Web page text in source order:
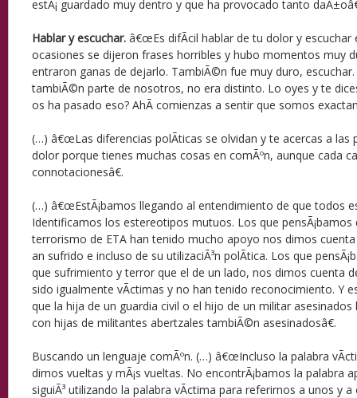
estÃ¡ guardado muy dentro y que ha provocado tanto
Hablar y escuchar. â€œEs difÃ­cil hablar de tu dolor y escuchar
ocasiones se dijeron frases horribles y hubo momentos muy
entraron ganas de dejarlo. TambiÃ©n fue muy duro,
tambiÃ©n parte de nosotros, no era distinto. Lo oyes y te
os ha pasado eso? AhÃ­ comienzas a sentir que somos
(…) â€œLas diferencias polÃ­ticas se olvidan y te acercas a las
dolor porque tienes muchas cosas en comÃºn, aunque cada
connotacionesâ€.
(…) â€œEstÃ¡bamos llegando al entendimiento de que todos
Identificamos los estereotipos mutuos. Los que pensÃ¡bamos
terrorismo de ETA han tenido mucho apoyo nos dimos
an sufrido e incluso de su utilizaciÃ³n polÃ­tica. Los que
que sufrimiento y terror que el de un lado, nos dimos cuenta
sido igualmente vÃ­ctimas y no han tenido reconocimiento. Y
que la hija de un guardia civil o el hijo de un militar
con hijas de militantes abertzales tambiÃ©n asesinadosâ€.
Buscando un lenguaje comÃºn. (…) â€œIncluso la palabra
dimos vueltas y mÃ¡s vueltas. No encontrÃ¡bamos la palabra
siguiÃ³ utilizando la palabra vÃ­ctima para referirnos a unos y